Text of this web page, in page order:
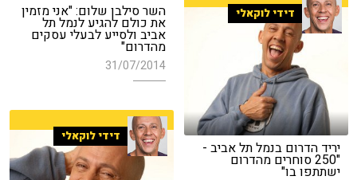
השר סילבן שלום: "אני מזמין
את כולם להגיע לנמל תל
אביב ולסייע לבעלי עסקים
מהדרום"
31/07/2014
דידי לוקאלי
יריד הדרום בנמל תל אביב -
"250 סוחרים מהדרום
ישתתפו בו"
דידי לוקאלי